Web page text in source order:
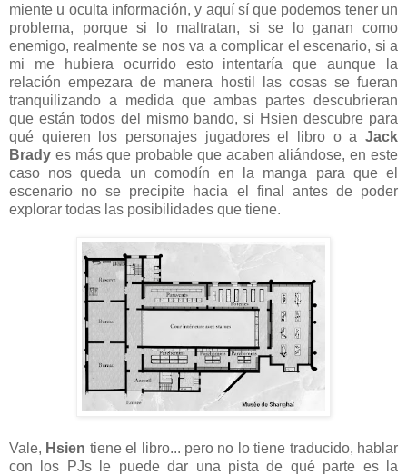
miente u oculta información, y aquí sí que podemos tener un
problema, porque si lo maltratan, si se lo ganan como
enemigo, realmente se nos va a complicar el escenario, si a
mi me hubiera ocurrido esto intentaría que aunque la
relación empezara de manera hostil las cosas se fueran
tranquilizando a medida que ambas partes descubrieran
que están todos del mismo bando, si Hsien descubre para
qué quieren los personajes jugadores el libro o a Jack
Brady es más que probable que acaben aliándose, en este
caso nos queda un comodín en la manga para que el
escenario no se precipite hacia el final antes de poder
explorar todas las posibilidades que tiene.
Vale, Hsien tiene el libro... pero no lo tiene traducido, hablar
con los PJs le puede dar una pista de qué parte es la